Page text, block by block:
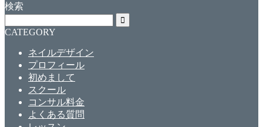
検索
CATEGORY
ネイルデザイン
プロフィール
初めまして
スクール
コンサル料金
よくある質問